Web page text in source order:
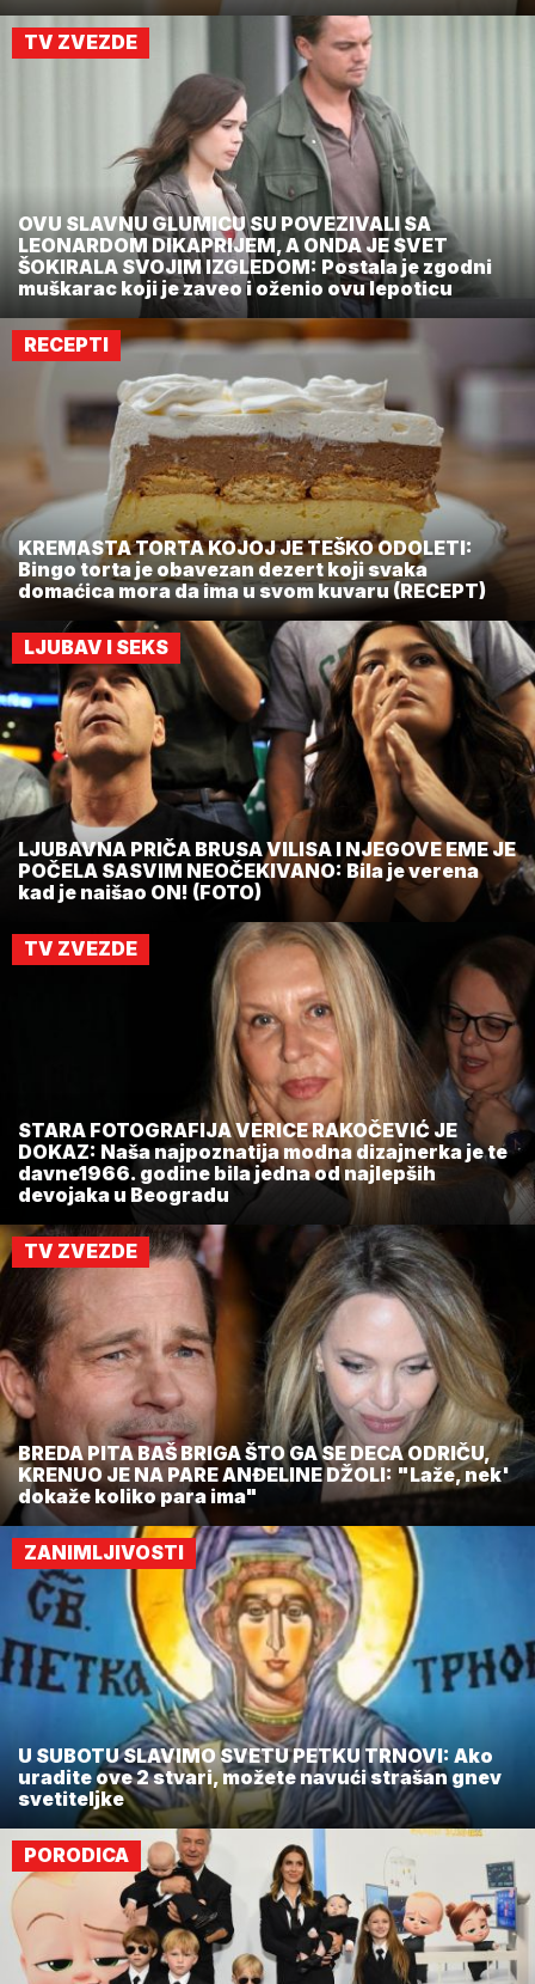
TV ZVEZDE
OVU SLAVNU GLUMICU SU POVEZIVALI SA
LEONARDOM DIKAPRIJEM, A ONDA JE SVET
ŠOKIRALA SVOJIM IZGLEDOM: Postala je zgodni
muškarac koji je zaveo i oženio ovu lepoticu
RECEPTI
KREMASTA TORTA KOJOJ JE TEŠKO ODOLETI:
Bingo torta je obavezan dezert koji svaka
domaćica mora da ima u svom kuvaru (RECEPT)
LJUBAV I SEKS
LJUBAVNA PRIČA BRUSA VILISA I NJEGOVE EME JE
POČELA SASVIM NEOČEKIVANO: Bila je verena
kad je naišao ON! (FOTO)
TV ZVEZDE
STARA FOTOGRAFIJA VERICE RAKOČEVIĆ JE
DOKAZ: Naša najpoznatija modna dizajnerka je te
davne1966. godine bila jedna od najlepših
devojaka u Beogradu
TV ZVEZDE
BREDA PITA BAŠ BRIGA ŠTO GA SE DECA ODRIČU,
KRENUO JE NA PARE ANĐELINE DŽOLI: "Laže, nek'
dokaže koliko para ima"
ZANIMLJIVOSTI
U SUBOTU SLAVIMO SVETU PETKU TRNOVI: Ako
uradite ove 2 stvari, možete navući strašan gnev
svetiteljke
PORODICA